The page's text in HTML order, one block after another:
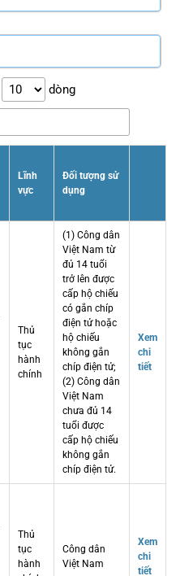
dòng
Lĩnh
vực
Đối tượng sử
dụng
Thủ
tục
hành
chính
(1) Công dân
Việt Nam từ
đủ 14 tuổi
trở lên được
cấp hộ chiếu
có gắn chíp
điện tử hoặc
hộ chiếu
không gắn
chíp điện tử;
(2) Công dân
Việt Nam
chưa đủ 14
tuổi được
cấp hộ chiếu
không gắn
chíp điện tử.
Xem
chi
tiết
Thủ
tục
hành
Công dân
Việt Nam
Xem
chi
tiết